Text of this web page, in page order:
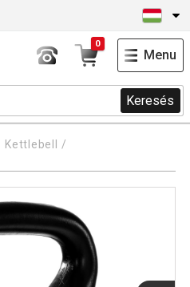
Keresés
0
Menu
Kettlebell